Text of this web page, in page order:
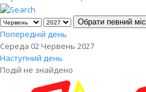
Обрати певний
Попередній день
Середа 02 Червень 2027
Наступний день
Подій не знайдено